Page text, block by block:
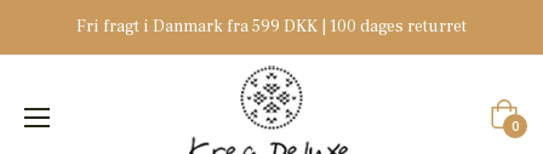
Fri fragt i Danmark fra 599 DKK | 100 dages returret
0